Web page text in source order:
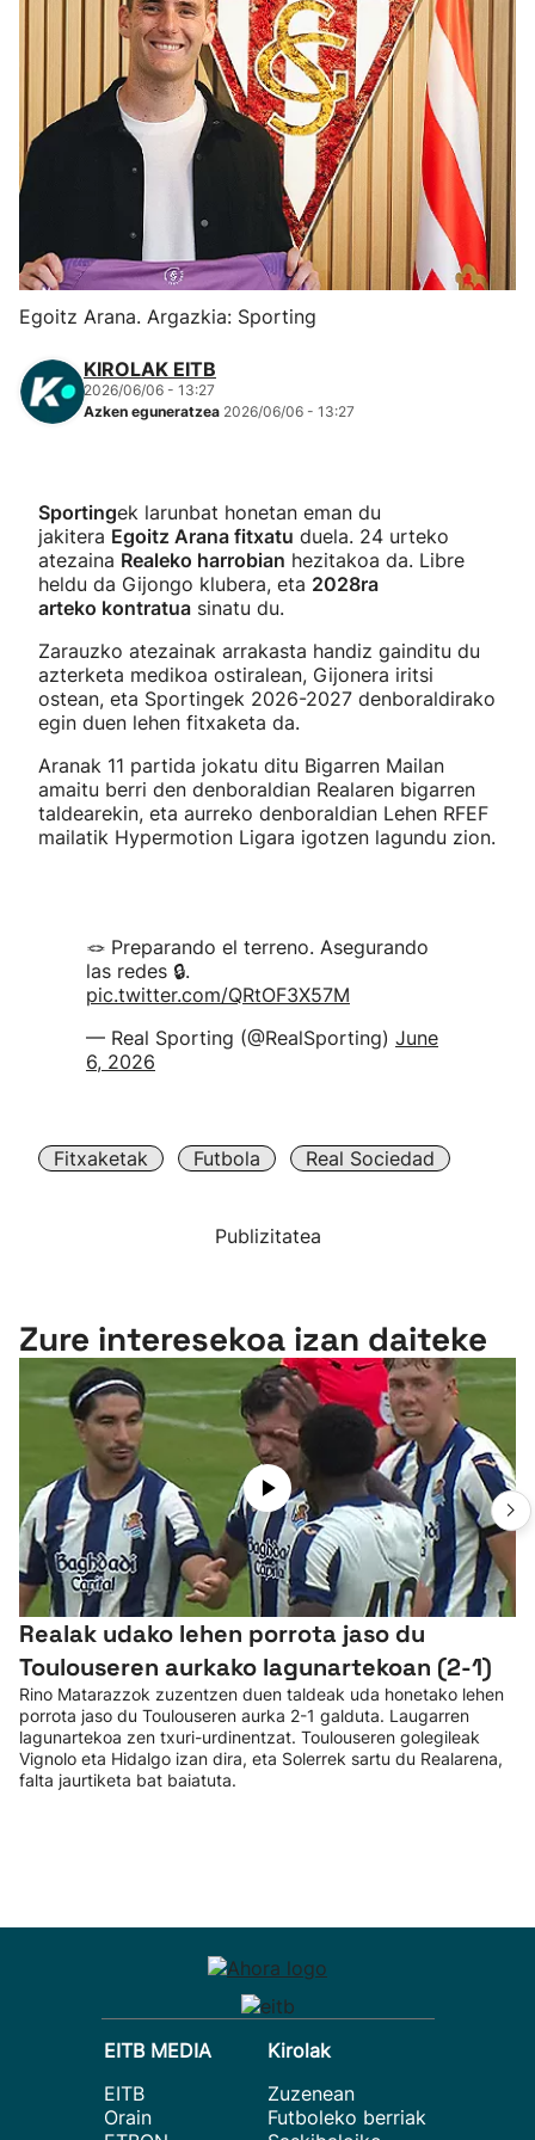
Herri-kirolak
Eskubaloia
Kirolak 360
Kirol gehiago
"Helmuga"
Egoitz Arana. Argazkia: Sporting
KIROLAK EITB
2026/06/06 - 13:27
Azken eguneratzea 2026/06/06 - 13:27
Sportingek larunbat honetan eman du
jakitera Egoitz Arana fitxatu duela. 24 urteko
atezaina Realeko harrobian hezitakoa da. Libre
heldu da Gijongo klubera, eta 2028ra
arteko kontratua sinatu du.
Zarauzko atezainak arrakasta handiz gainditu du
azterketa medikoa ostiralean, Gijonera iritsi
ostean, eta Sportingek 2026-2027 denboraldirako
egin duen lehen fitxaketa da.
Aranak 11 partida jokatu ditu Bigarren Mailan
amaitu berri den denboraldian Realaren bigarren
taldearekin, eta aurreko denboraldian Lehen RFEF
mailatik Hypermotion Ligara igotzen lagundu zion.
🪢 Preparando el terreno. Asegurando
las redes 🔒.
pic.twitter.com/QRtOF3X57M
— Real Sporting (@RealSporting) June
6, 2026
Fitxaketak Futbola Real Sociedad
Publizitatea
Zure interesekoa izan daiteke
Realak udako lehen porrota jaso du
Toulouseren aurkako lagunartekoan (2-1)
Rino Matarazzok zuzentzen duen taldeak uda honetako lehen
porrota jaso du Toulouseren aurka 2-1 galduta. Laugarren
lagunartekoa zen txuri-urdinentzat. Toulouseren golegileak
Vignolo eta Hidalgo izan dira, eta Solerrek sartu du Realarena,
falta jaurtiketa bat baiatuta.
EITB MEDIA
EITB
Orain
Kirolak
Zuzenean
Futboleko berriak